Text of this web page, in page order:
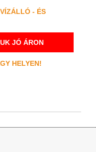
- ÉS
JÓ ÁRON
HELYEN!